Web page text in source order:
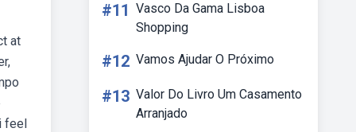
at
feel
#11 Vasco Da Gama Lisboa
Shopping
#12 Vamos Ajudar O Próximo
#13 Valor Do Livro Um Casamento
Arranjado